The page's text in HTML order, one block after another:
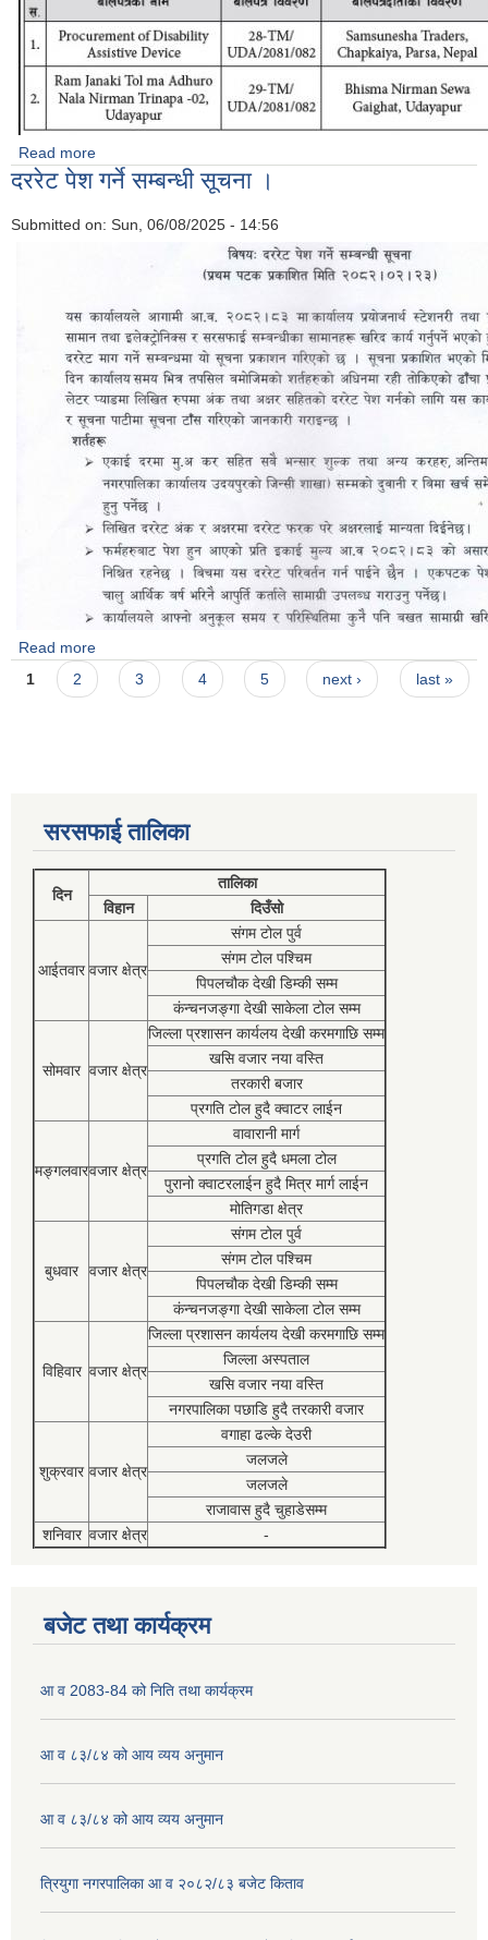
Read more
दररेट पेश गर्ने सम्बन्धी सूचना ।
Submitted on: Sun, 06/08/2025 - 14:56
Read more
Pages
1 2 3 4 5 next › last »
सरसफाई तालिका
दिन
तालिका
विहान
दिउँसो
आईतवार वजार क्षेत्र
संगम टोल पुर्व
संगम टोल पश्चिम
पिपलचौक देखी डिम्की सम्म
कंन्चनजङ्गा देखी साकेला टोल सम्म
सोमवार वजार क्षेत्र
जिल्ला प्रशासन कार्यलय देखी करमगाछि सम्म
खसि वजार नया वस्ति
तरकारी बजार
प्रगति टोल हुदै क्वाटर लाईन
मङ्गलवारवजार क्षेत्र
वावारानी मार्ग
प्रगति टोल हुदै धमला टोल
पुरानो क्वाटरलाईन हुदै मित्र मार्ग लाईन
मोतिगडा क्षेत्र
बुधवार वजार क्षेत्र
संगम टोल पुर्व
संगम टोल पश्चिम
पिपलचौक देखी डिम्की सम्म
कंन्चनजङ्गा देखी साकेला टोल सम्म
विहिवार वजार क्षेत्र
जिल्ला प्रशासन कार्यलय देखी करमगाछि सम्म
जिल्ला अस्पताल
खसि वजार नया वस्ति
नगरपालिका पछाडि हुदै तरकारी वजार
शुक्रवार वजार क्षेत्र
वगाहा ढल्के देउरी
जलजले
जलजले
राजावास हुदै चुहाडेसम्म
शनिवार वजार क्षेत्र -
बजेट तथा कार्यक्रम
आ व 2083-84 को निति तथा कार्यक्रम
आ व ८३/८४ को आय व्यय अनुमान
आ व ८३/८४ को आय व्यय अनुमान
त्रियुगा नगरपालिका आ व २०८२/८३ बजेट किताव